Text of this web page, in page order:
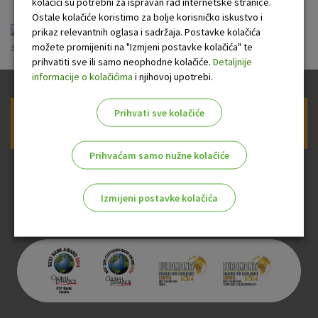
Opci uvjeti odobravanja kredita suvlasnicima
stambenih zgrada.pdf
Prijava na newsletter OTP banke
Ostale kolačiće koristimo za bolje korisničko iskustvo i
prikaz relevantnih oglasa i sadržaja. Postavke kolačića
možete promijeniti na "Izmjeni postavke kolačića" te
prihvatiti sve ili samo neophodne kolačiće. Detaljnije
informacije o kolačićima i njihovoj upotrebi.
Prihvati sve kolačiće
Prihvaćam samo nužne kolačiće
Izmijeni postavke kolačića